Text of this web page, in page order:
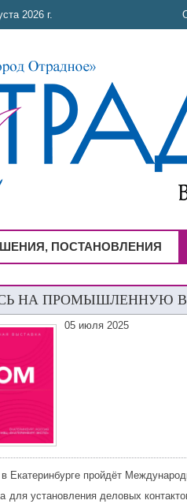
2026 г.
ПОСТАНОВЛЕНИЯ
НА ПРОМЫШЛЕННУЮ
05 июля 2025
Екатеринбурге пройдёт
установления деловых